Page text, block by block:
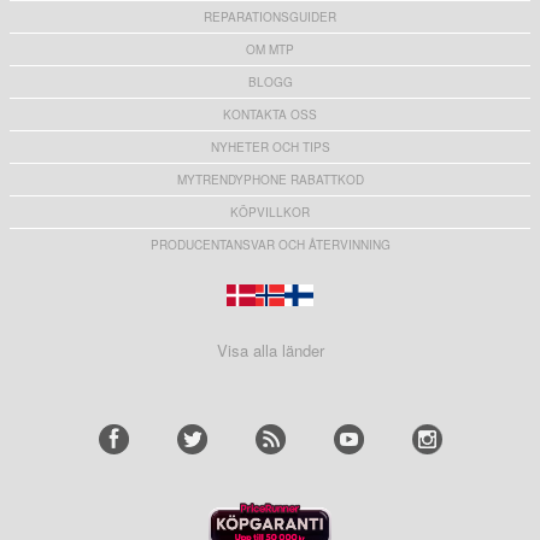
REPARATIONSGUIDER
OM MTP
BLOGG
KONTAKTA OSS
NYHETER OCH TIPS
MYTRENDYPHONE RABATTKOD
KÖPVILLKOR
PRODUCENTANSVAR OCH ÅTERVINNING
Visa alla länder